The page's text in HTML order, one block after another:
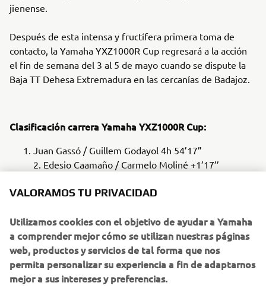
jienense.
Después de esta intensa y fructífera primera toma de
contacto, la Yamaha YXZ1000R Cup regresará a la acción
el fin de semana del 3 al 5 de mayo cuando se dispute la
Baja TT Dehesa Extremadura en las cercanías de Badajoz.
Clasificación carrera Yamaha YXZ1000R Cup:
Juan Gassó / Guillem Godayol 4h 54’17”
2. Edesio Caamaño / Carmelo Moliné +1’17’’
4. Jordi Esteve / Francisco José Pardo +33’19’’
Clasificación Yamaha YXZ1000R Cup 2024:
Juan Gassó 50 puntos
a comprender mejor cómo se utilizan nuestras páginas
web, productos y servicios de tal forma que nos
permita personalizar su experiencia a fin de adaptarnos
mejor a sus intereses y preferencias.